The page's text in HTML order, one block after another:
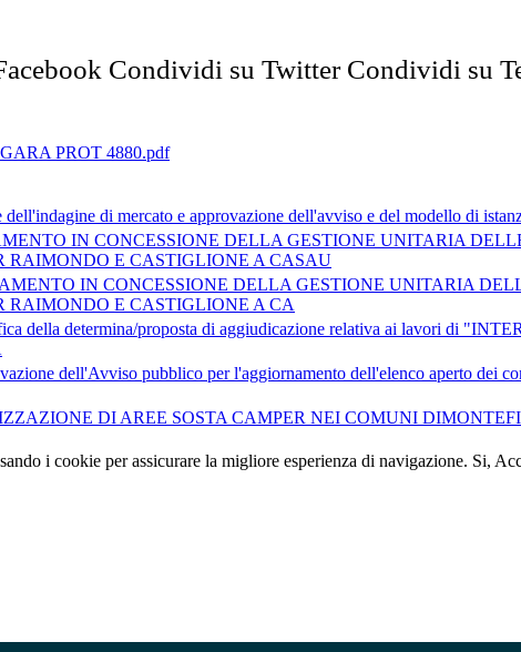
Condividi su Twitter Condividi su
PROT 4880.pdf
di mercato e approvazione dell'avviso e del modello di
IN CONCESSIONE DELLA GESTIONE UNITARIA
RAIMONDO E CASTIGLIONE A CASAU
IN CONCESSIONE DELLA GESTIONE UNITARIA
RAIMONDO E CASTIGLIONE A CA
della determina/proposta di aggiudicazione relativa ai lavori di
dell'Avviso pubblico per l'aggiornamento dell'elenco aperto dei
DI AREE SOSTA CAMPER NEI COMUNI
i cookie per assicurare la migliore esperienza di navigazione. Si,